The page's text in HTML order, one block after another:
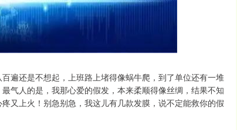
遍还是不想起，上班路上堵得像蜗牛爬，到了单位还有一堆
气人的是，我那心爱的假发，本来柔顺得像丝绸，结果不知
又上火！别急别急，我这儿有几款发膜，说不定能救你的假
沪深300 4651.31 -6.85